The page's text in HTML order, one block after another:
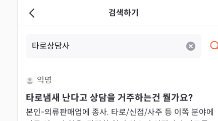
검색하기
익명
타로냄새 난다고 상담을 거주하는건 뭘가요?
본인-의류판매업에 종사. 타로/신점/사주 등 이쪽 분야에